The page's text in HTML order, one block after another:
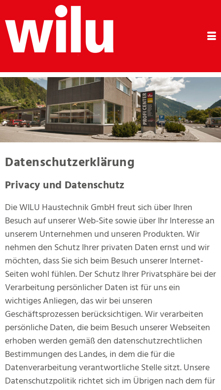
Datenschutzerklärung
Privacy und Datenschutz
Die WILU Haustechnik GmbH freut sich über Ihren
Besuch auf unserer Web-Site sowie über Ihr Interesse an
unserem Unternehmen und unseren Produkten. Wir
nehmen den Schutz Ihrer privaten Daten ernst und wir
möchten, dass Sie sich beim Besuch unserer Internet-
Seiten wohl fühlen. Der Schutz Ihrer Privatsphäre bei der
Verarbeitung persönlicher Daten ist für uns ein
wichtiges Anliegen, das wir bei unseren
Geschäftsprozessen berücksichtigen. Wir verarbeiten
persönliche Daten, die beim Besuch unserer Webseiten
erhoben werden gemäß den datenschutzrechtlichen
Bestimmungen des Landes, in dem die für die
Datenverarbeitung verantwortliche Stelle sitzt. Unsere
Datenschutzpolitik richtet sich im Übrigen nach dem für